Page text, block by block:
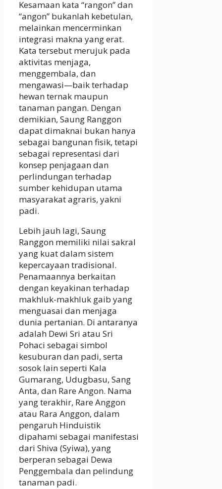
Kesamaan kata “rangon” dan
“angon” bukanlah kebetulan,
melainkan mencerminkan
integrasi makna yang erat.
Kata tersebut merujuk pada
aktivitas menjaga,
menggembala, dan
mengawasi—baik terhadap
hewan ternak maupun
tanaman pangan. Dengan
demikian, Saung Ranggon
dapat dimaknai bukan hanya
sebagai bangunan fisik, tetapi
sebagai representasi dari
konsep penjagaan dan
perlindungan terhadap
sumber kehidupan utama
masyarakat agraris, yakni
padi.
Lebih jauh lagi, Saung
Ranggon memiliki nilai sakral
yang kuat dalam sistem
kepercayaan tradisional.
Penamaannya berkaitan
dengan keyakinan terhadap
makhluk-makhluk gaib yang
menguasai dan menjaga
dunia pertanian. Di antaranya
adalah Dewi Sri atau Sri
Pohaci sebagai simbol
kesuburan dan padi, serta
sosok lain seperti Kala
Gumarang, Udugbasu, Sang
Anta, dan Rare Angon. Nama
yang terakhir, Rare Anggon
atau Rara Anggon, dalam
pengaruh Hinduistik
dipahami sebagai manifestasi
dari Shiva (Syiwa), yang
berperan sebagai Dewa
Penggembala dan pelindung
tanaman padi.